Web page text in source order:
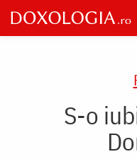
Skip
to
main
S-o